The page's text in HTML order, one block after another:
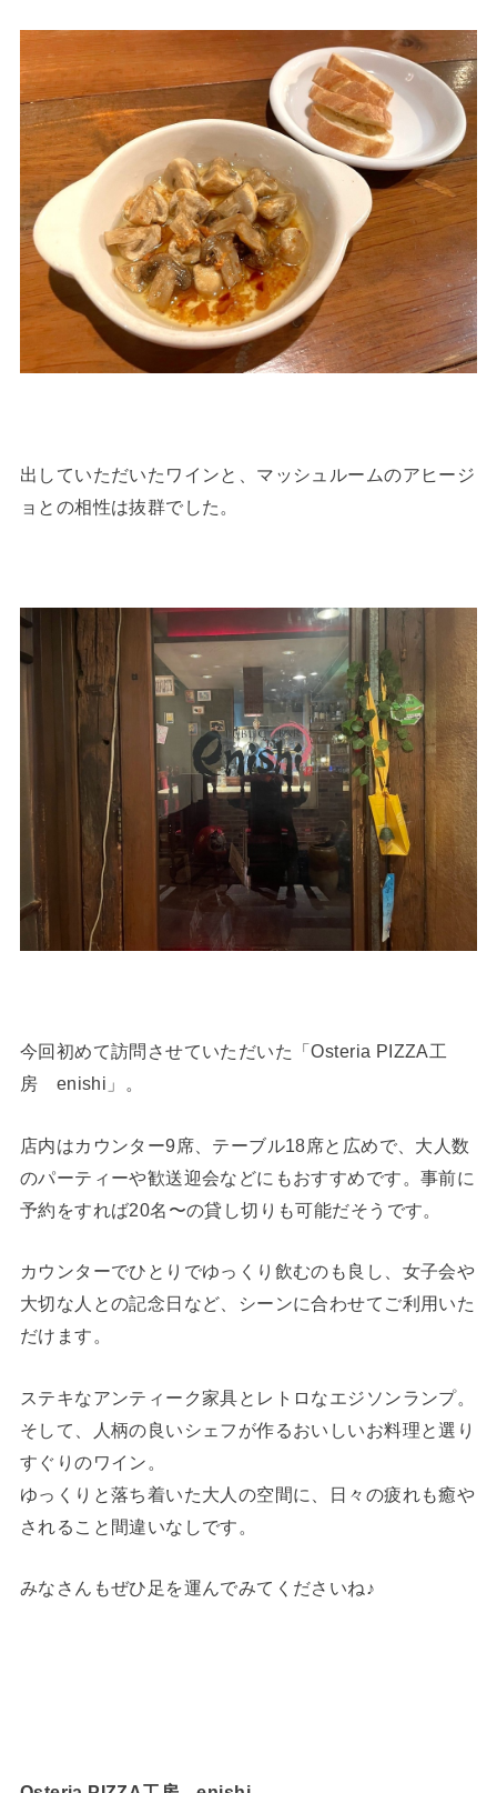
出していただいたワインと、マッシュルームのアヒージ
ョとの相性は抜群でした。
今回初めて訪問させていただいた「Osteria PIZZA工
房 enishi」。
店内はカウンター9席、テーブル18席と広めで、大人数
のパーティーや歓送迎会などにもおすすめです。事前に
予約をすれば20名〜の貸し切りも可能だそうです。
カウンターでひとりでゆっくり飲むのも良し、女子会や
大切な人との記念日など、シーンに合わせてご利用いた
だけます。
ステキなアンティーク家具とレトロなエジソンランプ。
そして、人柄の良いシェフが作るおいしいお料理と選り
すぐりのワイン。
ゆっくりと落ち着いた大人の空間に、日々の疲れも癒や
されること間違いなしです。
みなさんもぜひ足を運んでみてくださいね♪